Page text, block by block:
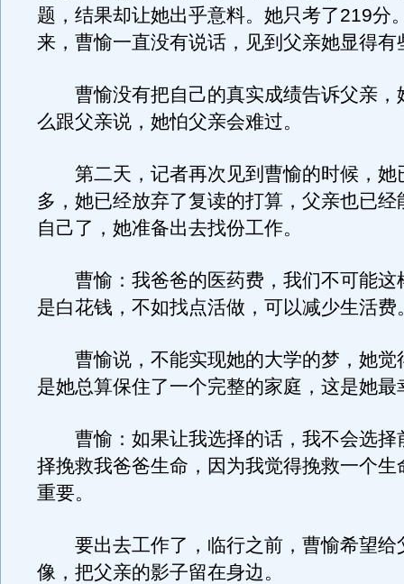
题，结果却让她出乎意料。她只考了219分
来，曹愉一直没有说话，见到父亲她显得有
曹愉没有把自己的真实成绩告诉父亲，
么跟父亲说，她怕父亲会难过。
第二天，记者再次见到曹愉的时候，她
多，她已经放弃了复读的打算，父亲也已经
自己了，她准备出去找份工作。
曹愉：我爸爸的医药费，我们不可能这
是白花钱，不如找点活做，可以减少生活费
曹愉说，不能实现她的大学的梦，她觉
是她总算保住了一个完整的家庭，这是她最
曹愉：如果让我选择的话，我不会选择
择挽救我爸爸生命，因为我觉得挽救一个生
重要。
要出去工作了，临行之前，曹愉希望给
像，把父亲的影子留在身边。